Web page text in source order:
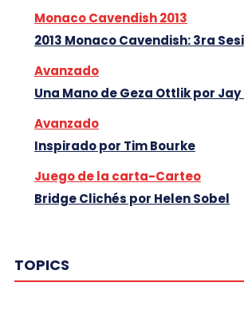
Monaco Cavendish 2013
2013 Monaco Cavendish: 3ra
Avanzado
Una Mano de Geza Ottlik por Jay
Avanzado
Inspirado por Tim Bourke
Juego de la carta-Carteo
Bridge Clichés por Helen Sobel
TOPICS